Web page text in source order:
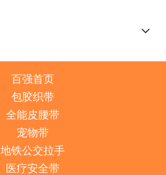
百强首页
包胶织带
全能皮腰带
宠物带
地铁公交拉手
医疗安全带